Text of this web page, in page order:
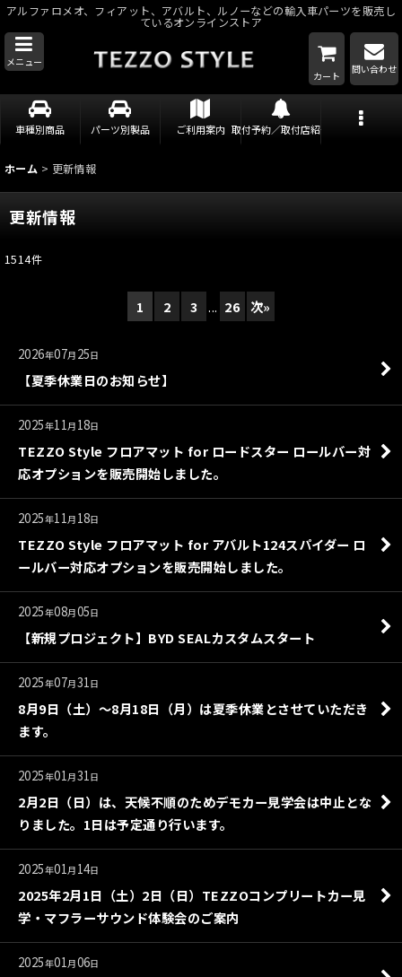
アルファロメオ、フィアット、アバルト、ルノーなどの輸入車パーツを販売し
ているオンラインストア
メニュー
カート
問い合わせ
車種別商品 パーツ別製品 ご利用案内 取付予約／取付店紹介
ホーム > 更新情報
更新情報
1514件
1 2 3 ... 26 次»
2026年07月 25日
【夏季休業日のお知らせ】
2025年11月 18日
TEZZO Style フロアマット for ロードスター ロールバー対
応オプションを販売開始しました。
2025年11月 18日
TEZZO Style フロアマット for アバルト124スパイダー ロ
ールバー対応オプションを販売開始しました。
2025年08月05日
【新規プロジェクト】BYD SEALカスタムスタート
2025年07月31日
8月9日（土）〜8月18日（月）は夏季休業とさせていただき
ます。
2025年01月31日
2月2日（日）は、天候不順のためデモカー見学会は中止とな
りました。1日は予定通り行います。
2025年01月 14日
2025年2月1日（土）2日（日）TEZZOコンプリートカー見
学・マフラーサウンド体験会のご案内
2025年01月06日